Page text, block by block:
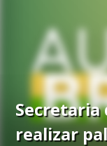
Secretaria
realizar